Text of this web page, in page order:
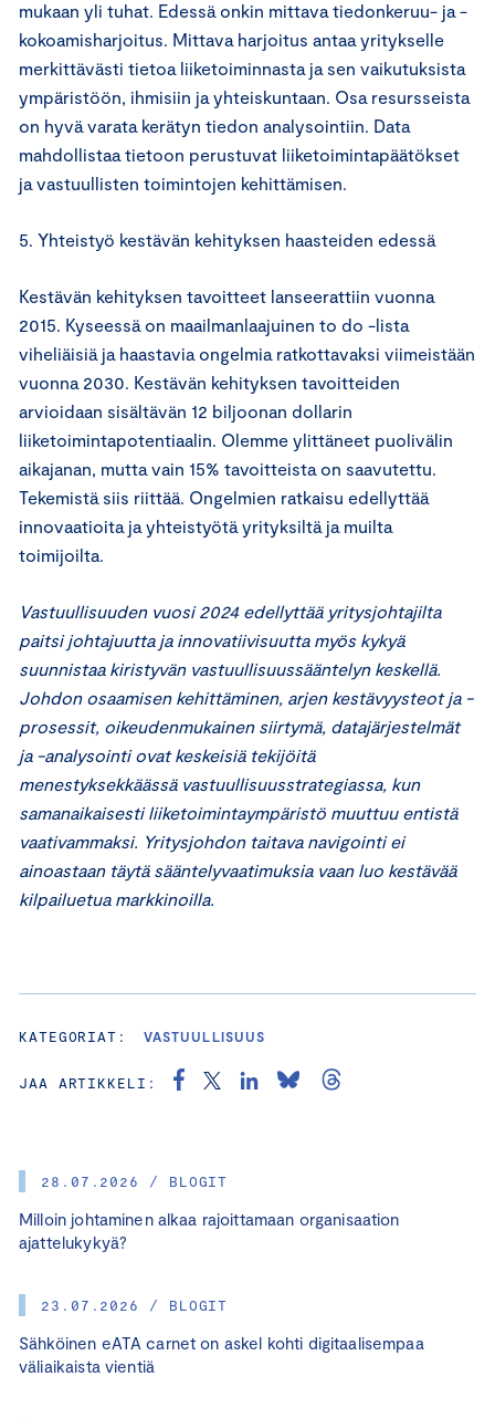
28.07.2026 / BLOGIT
Milloin johtaminen alkaa rajoittamaan organisaation
ajattelukykyä?
23.07.2026 / BLOGIT
Sähköinen eATA carnet on askel kohti digitaalisempaa
väliaikaista vientiä
mukaan yli tuhat. Edessä onkin mittava tiedonkeruu- ja -
kokoamisharjoitus. Mittava harjoitus antaa yritykselle
merkittävästi tietoa liiketoiminnasta ja sen vaikutuksista
ympäristöön, ihmisiin ja yhteiskuntaan. Osa resursseista
on hyvä varata kerätyn tiedon analysointiin. Data
mahdollistaa tietoon perustuvat liiketoimintapäätökset
ja vastuullisten toimintojen kehittämisen.
5. Yhteistyö kestävän kehityksen haasteiden edessä
Kestävän kehityksen tavoitteet lanseerattiin vuonna
2015. Kyseessä on maailmanlaajuinen to do -lista
viheliäisiä ja haastavia ongelmia ratkottavaksi viimeistään
vuonna 2030. Kestävän kehityksen tavoitteiden
arvioidaan sisältävän 12 biljoonan dollarin
liiketoimintapotentiaalin. Olemme ylittäneet puolivälin
aikajanan, mutta vain 15% tavoitteista on saavutettu.
Tekemistä siis riittää. Ongelmien ratkaisu edellyttää
innovaatioita ja yhteistyötä yrityksiltä ja muilta
toimijoilta.
Vastuullisuuden vuosi 2024 edellyttää yritysjohtajilta
paitsi johtajuutta ja innovatiivisuutta myös kykyä
suunnistaa kiristyvän vastuullisuussääntelyn keskellä.
Johdon osaamisen kehittäminen, arjen kestävyysteot ja -
prosessit, oikeudenmukainen siirtymä, datajärjestelmät
ja -analysointi ovat keskeisiä tekijöitä
menestyksekkäässä vastuullisuusstrategiassa, kun
samanaikaisesti liiketoimintaympäristö muuttuu entistä
vaativammaksi. Yritysjohdon taitava navigointi ei
ainoastaan täytä sääntelyvaatimuksia vaan luo kestävää
kilpailuetua markkinoilla.
KATEGORIAT: VASTUULLISUUS
JAA ARTIKKELI: